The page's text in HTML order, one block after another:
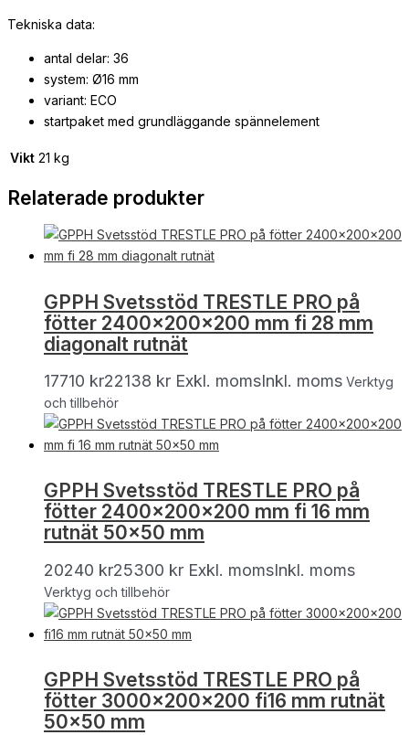
Tekniska data:
antal delar: 36
system: Ø16 mm
variant: ECO
startpaket med grundläggande spännelement
Vikt 21 kg
Relaterade produkter
GPPH Svetsstöd TRESTLE PRO på
fötter 2400x200x200 mm fi 28 mm
diagonalt rutnät
17710 kr22138 kr Exkl. momsInkl. moms Verktyg
och tillbehör
GPPH Svetsstöd TRESTLE PRO på
fötter 2400x200x200 mm fi 16 mm
rutnät 50×50 mm
20240 kr25300 kr Exkl. momsInkl. moms
Verktyg och tillbehör
GPPH Svetsstöd TRESTLE PRO på
fötter 3000x200x200 fi16 mm rutnät
50×50 mm